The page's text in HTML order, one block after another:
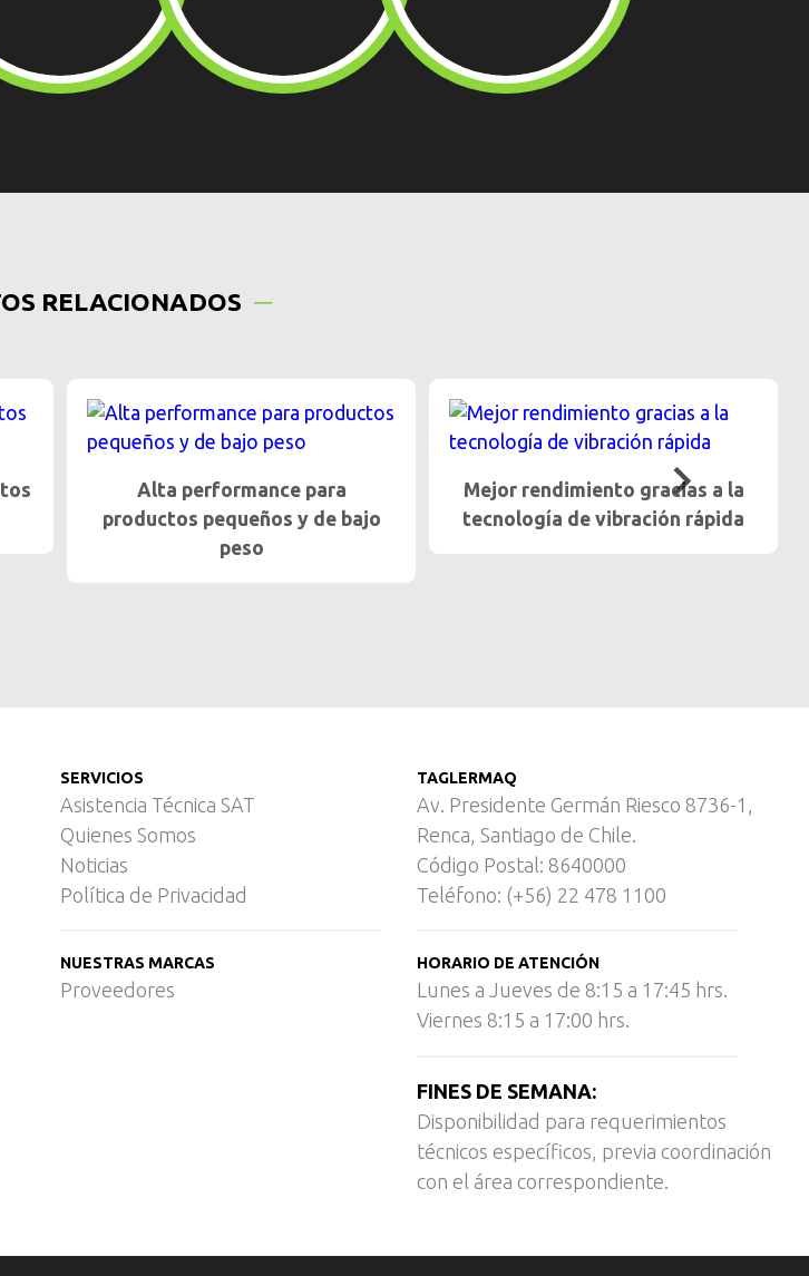
RELACIONADOS
Mejor rendimiento gracias a la
tecnología de vibración rápida
Trato gentil para frutas y
verduras
SERVICIOS
Asistencia Técnica SAT
Quienes Somos
Noticias
Política de Privacidad
NUESTRAS MARCAS
Proveedores
TAGLERMAQ
Av. Presidente Germán Riesco 8736-1,
Renca, Santiago de Chile.
Código Postal: 8640000
Teléfono: (+56) 22 478 1100
HORARIO DE ATENCIÓN
Lunes a Jueves de 8:15 a 17:45 hrs.
Viernes 8:15 a 17:00 hrs.
FINES DE SEMANA:
Disponibilidad para requerimientos
técnicos específicos, previa coordinación
con el área correspondiente.